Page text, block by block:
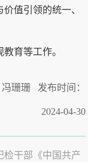
值引领的统一、
育等工作。
珊珊 发布时间：
2024-04-30
检干部《中国共产